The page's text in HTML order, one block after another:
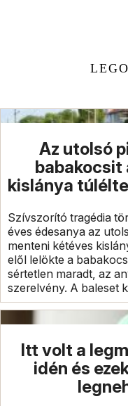
Az utolsó
babakocsit
kislánya
Szívszorító tragédia
éves édesanya az
menteni kétéves
elől lelökte a
sértetlen maradt, az
szerelvény. A baleset
Itt volt a
idén és